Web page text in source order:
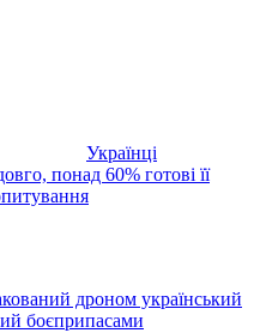
Українці
понад 60% готові її
дроном український
боєприпасами